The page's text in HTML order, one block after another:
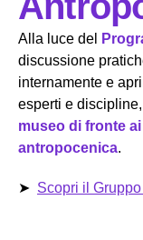
Alla luce del
discussione
internamente e
esperti e
museo di fronte
antropocenica.
➤ Scopri il